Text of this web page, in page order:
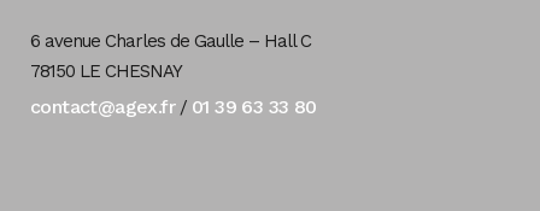
6 avenue Charles de Gaulle – Hall C
78150 LE CHESNAY
contact@agex.fr/ 01 39 63 33 80